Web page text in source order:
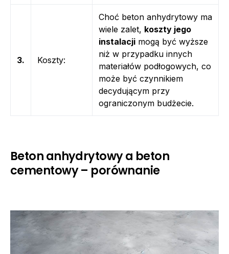
3. Koszty:
Choć beton anhydrytowy ma
wiele zalet, koszty jego
instalacji mogą być wyższe
niż w przypadku innych
materiałów podłogowych, co
może być czynnikiem
decydującym przy
ograniczonym budżecie.
Beton anhydrytowy a beton
cementowy – porównanie